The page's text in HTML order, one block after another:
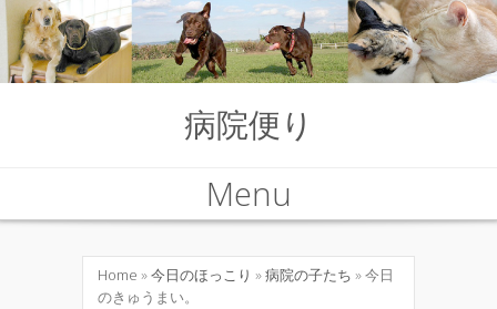
病院便り
Menu
Home »今日のほっこり »病院の子たち » 今日
のきゅうまい。